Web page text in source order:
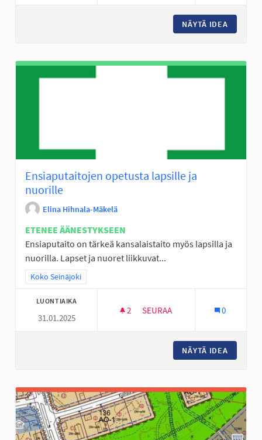
NÄYTÄ IDEA
Ensiaputaitojen opetusta lapsille ja
nuorille
Elina Hihnala-Mäkelä
ETENEE ÄÄNESTYKSEEN
Ensiaputaito on tärkeä kansalaistaito myös lapsilla ja
nuorilla. Lapset ja nuoret liikkuvat...
Rajaa tulokset teeman mukaan: Koko Seinäjoki
Koko Seinäjoki
LUONTIAIKA
31.01.2025
2 2 SEURAAJAA
SEURAA 0
NÄYTÄ IDEA